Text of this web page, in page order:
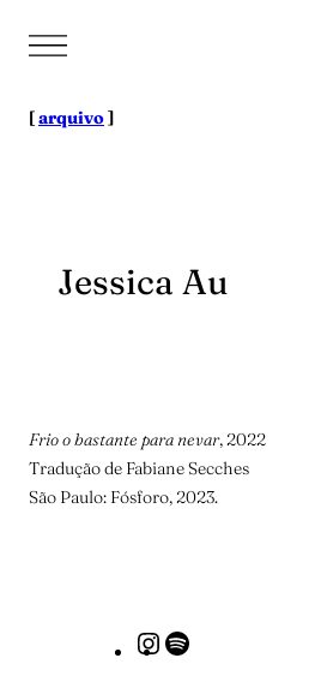
para
[arquivo]
Jessica Au
Frio o bastante para nevar, 2022
Tradução de Fabiane Secches
São Paulo: Fósforo, 2023.
Instagram